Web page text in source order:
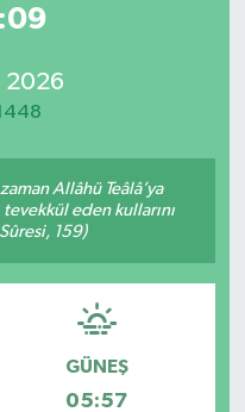
2026
Allâhü Teâlâ’ya
eden kullarını
159)
GÜNEŞ
05:57
Fikstür